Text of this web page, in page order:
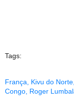
Tags:
França Kivu do Norte
Congo Roger